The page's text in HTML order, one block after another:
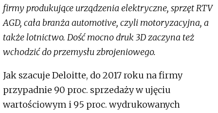
firmy produkujące urządzenia elektryczne, sprzęt RTV
AGD, cała branża automotive, czyli motoryzacyjna, a
także lotnictwo. Dość mocno druk 3D zaczyna też
wchodzić do przemysłu zbrojeniowego.
Jak szacuje Deloitte, do 2017 roku na firmy
przypadnie 90 proc. sprzedaży w ujęciu
wartościowym i 95 proc. wydrukowanych